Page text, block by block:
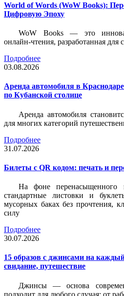
World of Words (WoW Books):
Цифровую Эпоху
WoW Books — это
онлайн-чтения, разработанная для
Подробнее
03.08.2026
Аренда автомобиля в
по Кубанской столице
Аренда автомобиля
для многих категорий
Подробнее
31.07.2026
Билеты c QR кодом: печать и
На фоне перенасыщенного
стандартные листовки и
мусорных баках без прочтения,
силу
Подробнее
30.07.2026
15 образов с джинсами на
свидание, путешествие
Джинсы — основа
подходит для любого случая: от